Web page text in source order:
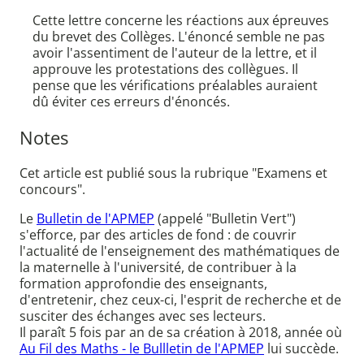
Cette lettre concerne les réactions aux épreuves
du brevet des Collèges. L'énoncé semble ne pas
avoir l'assentiment de l'auteur de la lettre, et il
approuve les protestations des collègues. Il
pense que les vérifications préalables auraient
dû éviter ces erreurs d'énoncés.
Notes
Cet article est publié sous la rubrique "Examens et
concours".
Le Bulletin de l'APMEP (appelé "Bulletin Vert")
s'efforce, par des articles de fond : de couvrir
l'actualité de l'enseignement des mathématiques de
la maternelle à l'université, de contribuer à la
formation approfondie des enseignants,
d'entretenir, chez ceux-ci, l'esprit de recherche et de
susciter des échanges avec ses lecteurs.
Il paraît 5 fois par an de sa création à 2018, année où
Au Fil des Maths - le Bullletin de l'APMEP lui succède.